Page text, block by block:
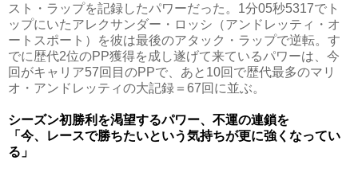
スト・ラップを記録したパワーだった。1分05秒5317でト
ップにいたアレクサンダー・ロッシ（アンドレッティ・オ
ートスポート）を彼は最後のアタック・ラップで逆転。す
でに歴代2位のPP獲得を成し遂げて来ているパワーは、今
回がキャリア57回目のPPで、あと10回で歴代最多のマリ
オ・アンドレッティの大記録＝67回に並ぶ。
シーズン初勝利を渇望するパワー、不運の連鎖を
「今、レースで勝ちたいという気持ちが更に強くなってい
る」